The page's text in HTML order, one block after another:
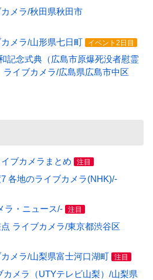
メラ/秋田県秋田市
メラ/山形県七日町 イベント2日目
記念式典（広島市原爆死没者慰霊
イブカメラ/広島県広島市中区
ブカメラまとめ 注目
7 各地のライブカメラ(NHK)/-
ラ・ニュース/- 注目
ライブカメラ/東京都渋谷区
メラ/山梨県富士河口湖町 注目
メラ（UTYテレビ山梨）/山梨県